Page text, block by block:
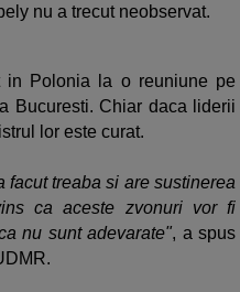
nu a trecut neobservat.
in Polonia la o reuniune pe
Bucuresti. Chiar daca liderii
lor este curat.
facut treaba si are sustinerea
ca aceste zvonuri vor fi
nu sunt adevarate", a spus